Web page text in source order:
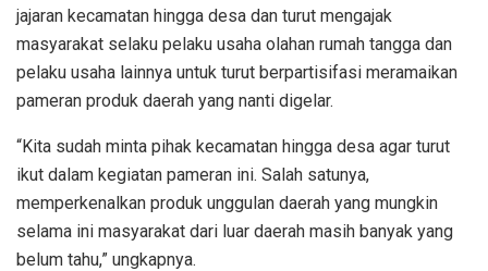
jajaran kecamatan hingga desa dan turut mengajak
masyarakat selaku pelaku usaha olahan rumah tangga dan
pelaku usaha lainnya untuk turut berpartisifasi meramaikan
pameran produk daerah yang nanti digelar.
“Kita sudah minta pihak kecamatan hingga desa agar turut
ikut dalam kegiatan pameran ini. Salah satunya,
memperkenalkan produk unggulan daerah yang mungkin
selama ini masyarakat dari luar daerah masih banyak yang
belum tahu,” ungkapnya.